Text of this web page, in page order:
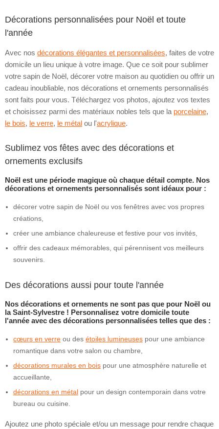
Décorations personnalisées pour Noël et toute
l'année
Avec nos décorations élégantes et personnalisées, faites de votre
domicile un lieu unique à votre image. Que ce soit pour sublimer
votre sapin de Noël, décorer votre maison au quotidien ou offrir un
cadeau inoubliable, nos décorations et ornements personnalisés
sont faits pour vous. Téléchargez vos photos, ajoutez vos textes
et choisissez parmi des matériaux nobles tels que la porcelaine,
le bois, le verre, le métal ou l'acrylique.
Sublimez vos fêtes avec des décorations et
ornements exclusifs
Noël est une période magique où chaque détail compte. Nos
décorations et ornements personnalisés sont idéaux pour :
décorer votre sapin de Noël ou vos fenêtres avec vos propres
créations,
créer une ambiance chaleureuse et festive pour vos invités,
offrir des cadeaux mémorables, qui pérennisent vos meilleurs
souvenirs.
Des décorations aussi pour toute l'année
Nos décorations et ornements ne sont pas que pour Noël ou
la Saint-Sylvestre ! Personnalisez votre domicile toute
l'année avec des décorations personnalisées telles que des :
cœurs en verre ou des étoiles lumineuses pour une ambiance
romantique dans votre salon ou chambre,
décorations murales en bois pour une atmosphère naturelle et
accueillante,
décorations en métal pour un design contemporain dans votre
bureau ou cuisine.
Ajoutez une photo spéciale et/ou un message pour rendre chaque